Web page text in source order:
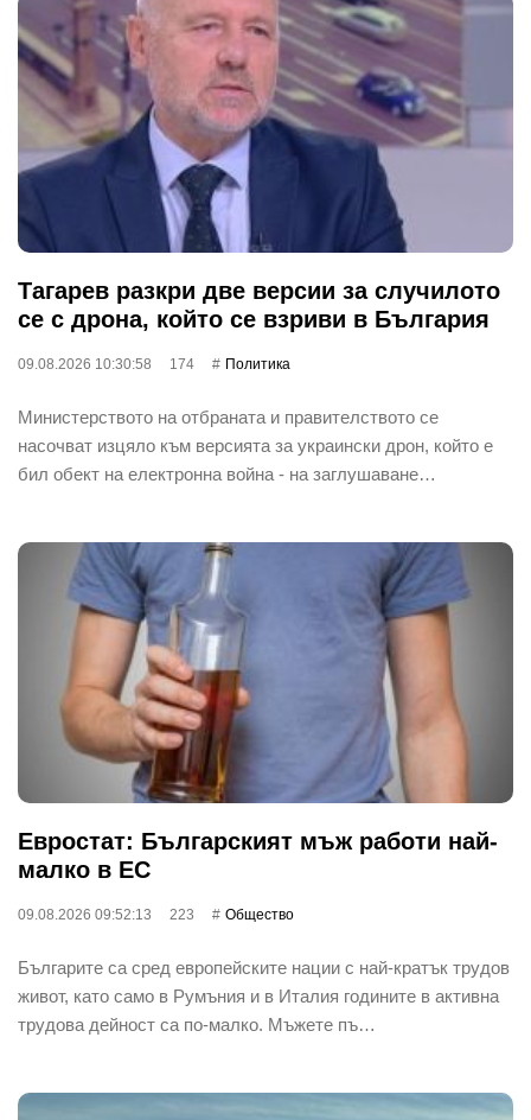
Тагарев разкри две версии за случилото
се с дрона, който се взриви в България
09.08.2026 10:30:58 174 Политика
Министерството на отбраната и правителството се
насочват изцяло към версията за украински дрон, който е
бил обект на електронна война - на заглушаване…
Евростат: Българският мъж работи най-
малко в ЕС
09.08.2026 09:52:13 223 Общество
Българите са сред европейските нации с най-кратък трудов
живот, като само в Румъния и в Италия годините в активна
трудова дейност са по-малко. Мъжете пъ…